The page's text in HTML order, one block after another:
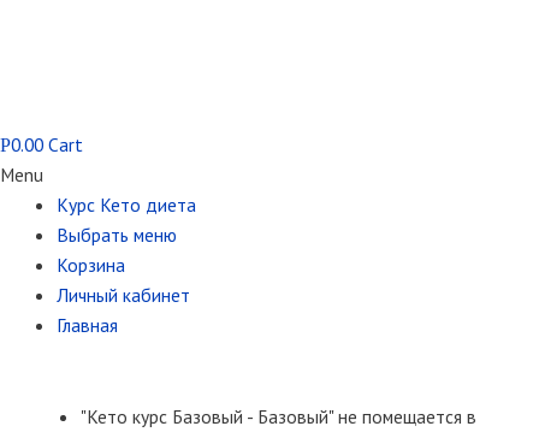
Р0.00 Cart
Menu
Курс Кето диета
Выбрать меню
Корзина
Личный кабинет
Главная
"Кето курс Базовый - Базовый" не помещается в